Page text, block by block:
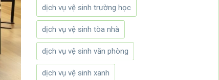
dịch vụ vệ sinh trường học
dịch vụ vệ sinh tòa nhà
dịch vụ vệ sinh văn phòng
dịch vụ vệ sinh xanh